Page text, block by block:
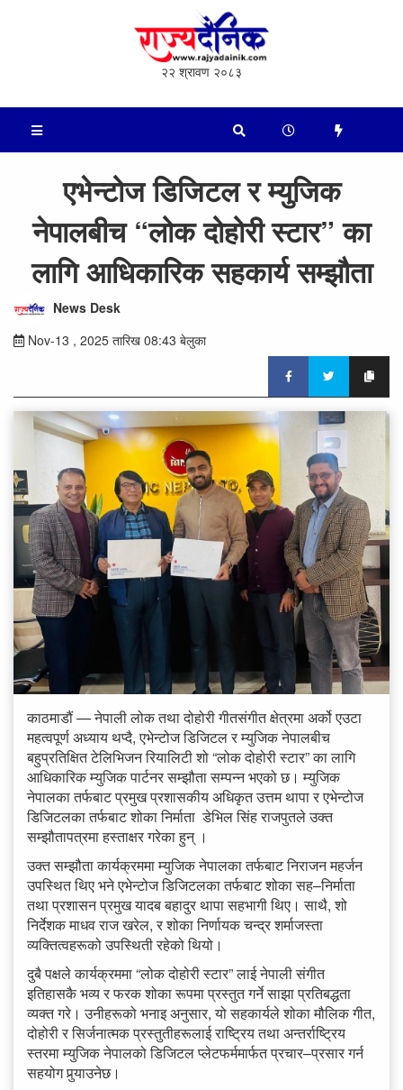
२२ श्रावण २०८३
एभेन्टोज डिजिटल र म्युजिक
नेपालबीच “लोक दोहोरी स्टार” का
लागि आधिकारिक सहकार्य सम्झौता
News Desk
Nov-13 , 2025 तारिख 08:43 बेलुका
काठमाडौं — नेपाली लोक तथा दोहोरी गीतसंगीत क्षेत्रमा अर्को एउटा
महत्वपूर्ण अध्याय थप्दै, एभेन्टोज डिजिटल र म्युजिक नेपालबीच
बहुप्रतिक्षित टेलिभिजन रियालिटी शो “लोक दोहोरी स्टार” का लागि
आधिकारिक म्युजिक पार्टनर सम्झौता सम्पन्न भएको छ। म्युजिक
नेपालका तर्फबाट प्रमुख प्रशासकीय अधिकृत उत्तम थापा र एभेन्टोज
डिजिटलका तर्फबाट शोका निर्माता डेभिल सिंह राजपुतले उक्त
सम्झौतापत्रमा हस्ताक्षर गरेका हुन् ।
उक्त सम्झौता कार्यक्रममा म्युजिक नेपालका तर्फबाट निराजन महर्जन
उपस्थित थिए भने एभेन्टोज डिजिटलका तर्फबाट शोका सह–निर्माता
तथा प्रशासन प्रमुख यादब बहादुर थापा सहभागी थिए। साथै, शो
निर्देशक माधव राज खरेल, र शोका निर्णायक चन्द्र शर्माजस्ता
व्यक्तित्वहरूको उपस्थिती रहेको थियो।
दुबै पक्षले कार्यक्रममा “लोक दोहोरी स्टार” लाई नेपाली संगीत
इतिहासकै भव्य र फरक शोका रूपमा प्रस्तुत गर्ने साझा प्रतिबद्धता
व्यक्त गरे। उनीहरूको भनाइ अनुसार, यो सहकार्यले शोका मौलिक गीत,
दोहोरी र सिर्जनात्मक प्रस्तुतीहरूलाई राष्ट्रिय तथा अन्तर्राष्ट्रिय
स्तरमा म्युजिक नेपालको डिजिटल प्लेटफर्ममार्फत प्रचार–प्रसार गर्न
सहयोग पुर्‍याउनेछ।